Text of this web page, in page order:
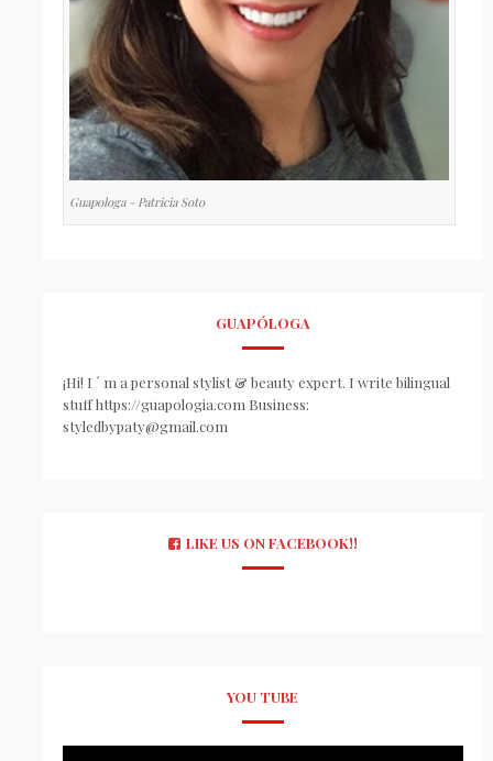
Guapologa - Patricia Soto
GUAPÓLOGA
¡Hi! I ´ m a personal stylist & beauty expert. I write bilingual
stuff https://guapologia.com Business:
styledbypaty@gmail.com
LIKE US ON FACEBOOK!!
YOU TUBE